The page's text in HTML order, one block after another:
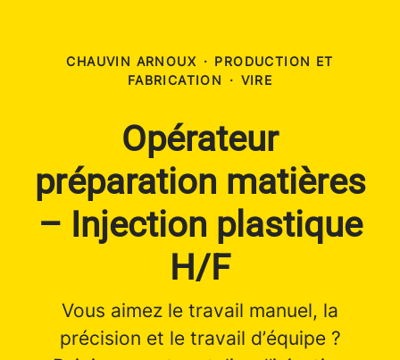
CHAUVIN ARNOUX · PRODUCTION ET
FABRICATION
· VIRE
Opérateur
préparation matières
– Injection plastique
H/F
Vous aimez le travail manuel, la
précision et le travail d’équipe ?